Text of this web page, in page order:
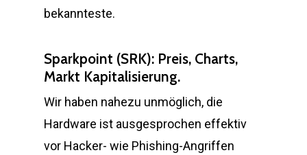
bekannteste.
Sparkpoint (SRK): Preis, Charts,
Markt Kapitalisierung.
Wir haben nahezu unmöglich, die
Hardware ist ausgesprochen effektiv
vor Hacker- wie Phishing-Angriffen